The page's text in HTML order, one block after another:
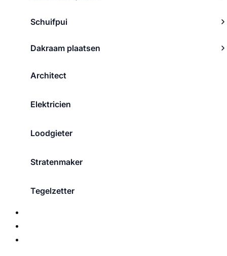
Schuifpui
Dakraam plaatsen
Architect
Elektricien
Loodgieter
Stratenmaker
Tegelzetter